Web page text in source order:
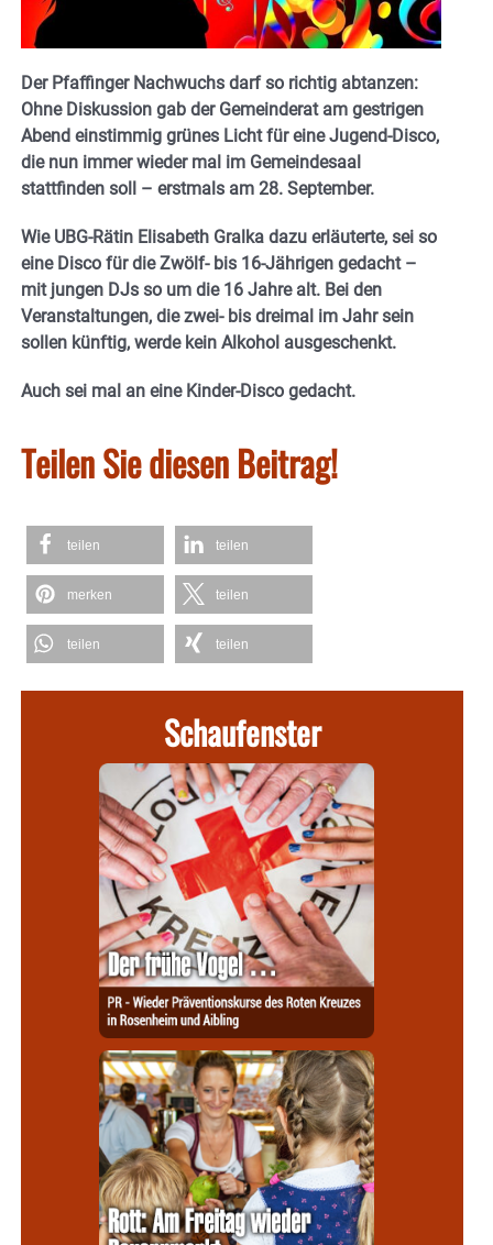
Der Pfaffinger Nachwuchs darf so richtig abtanzen:
Ohne Diskussion gab der Gemeinderat am gestrigen
Abend einstimmig grünes Licht für eine Jugend-Disco,
die nun immer wieder mal im Gemeindesaal
stattfinden soll – erstmals am 28. September.
Wie UBG-Rätin Elisabeth Gralka dazu erläuterte, sei so
eine Disco für die Zwölf- bis 16-Jährigen gedacht –
mit jungen DJs so um die 16 Jahre alt. Bei den
Veranstaltungen, die zwei- bis dreimal im Jahr sein
sollen künftig, werde kein Alkohol ausgeschenkt.
Auch sei mal an eine Kinder-Disco gedacht.
Teilen Sie diesen Beitrag!
teilen teilen
merken teilen
teilen teilen
Schaufenster